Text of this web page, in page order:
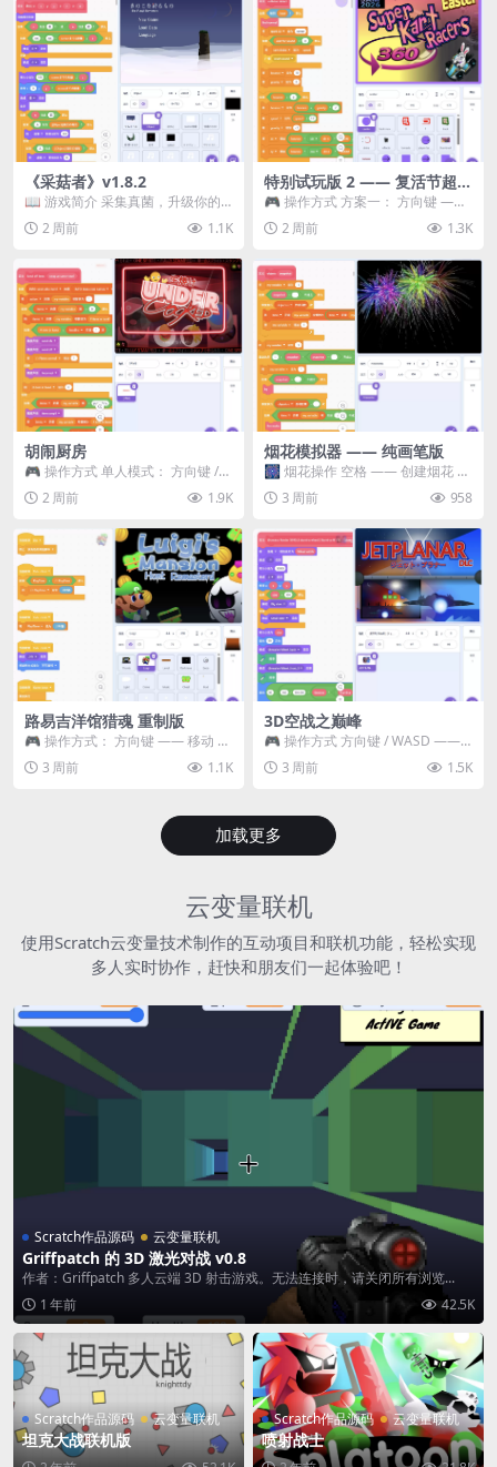
《采菇者》v1.8.2
📖 游戏简介 采集真菌，升级你的
机体，并前往未知领域探索。 这是
一款静谧的探索冒...
2 周前 1.1K
特别试玩版 2 —— 复活节超级
卡丁车赛
🎮 操作方式 方案一： 方向键 ——
移动 Z —— 跳跃 / 漂移 方案二： ...
2 周前 1.3K
胡闹厨房
🎮 操作方式 单人模式： 方向键 /
WASD —— 移动 Z / K —— 抓...
2 周前 1.9K
烟花模拟器 —— 纯画笔版
🎆 烟花操作 空格 —— 创建烟花 1
~ 3 —— 切换烟花类型 普通烟花
嘶...3 周前 958
路易吉洋馆猎魂 重制版
🎮 操作方式： 方向键 —— 移动 &
跳跃 空格 —— 打开宝箱 将你...
3 周前 1.1K
3D空战之巅峰
🎮 操作方式 方向键 / WASD ——
移动 Z / K —— 射击 / 攻击...
3 周前 1.5K
加载更多
云变量联机
使用Scratch云变量技术制作的互动项目和联机功能，轻松实现
多人实时协作，赶快和朋友们一起体验吧！
Scratch作品源码 云变量联机
Griffpatch 的 3D 激光对战 v0.8
作者：Griffpatch 多人云端 3D 射击游戏。无法连接时，请关闭所有浏览...
1 年前
42.5K
Scratch作品源码 云变量联机
坦克大战联机版
Scratch作品源码 云变量联机
喷射战士